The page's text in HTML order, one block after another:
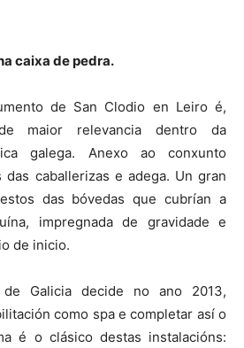
caixa de pedra.
de San Clodio en Leiro é,
maior relevancia dentro da
galega. Anexo ao conxunto
das caballerizas e adega. Un gran
das bóvedas que cubrían a
impregnada de gravidade e
de inicio.
Galicia decide no ano 2013,
como spa e completar así o
é o clásico destas instalacións: